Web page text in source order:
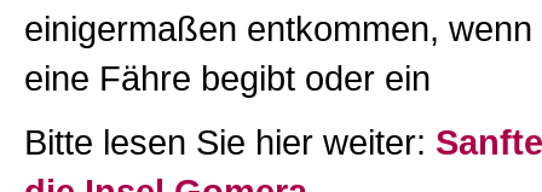
einigermaßen entkommen,
eine Fähre begibt oder ein
Bitte lesen Sie hier weiter: